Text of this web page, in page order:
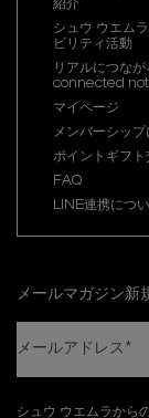
紹介
シュウ ウエム
ビリティ活動
リアルにつなが
connected
マイページ
メンバーシップ
ポイントギフト
FAQ
LINE連携につ
メールマガジン新
メールアドレス *
シュウ ウエムラから